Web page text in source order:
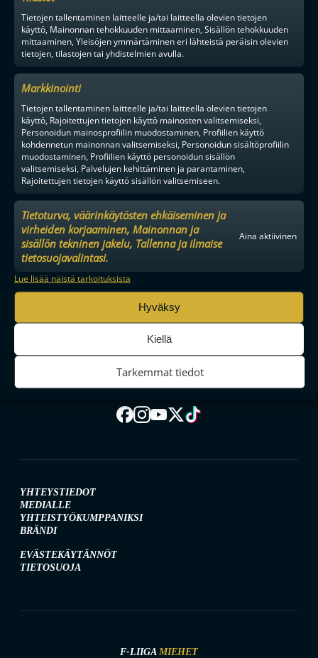
Tietojen tallentaminen laitteelle ja/tai laitteella olevien tietojen
käyttö, Mainonnan tehokkuuden mittaaminen, Sisällön tehokkuuden
mittaaminen, Yleisöjen ymmärtäminen eri lähteistä peräisin olevien
tietojen, tilastojen tai yhdistelmien avulla.
Markkinointi
Tietojen tallentaminen laitteelle ja/tai laitteella olevien tietojen
käyttö, Rajoitettujen tietojen käyttö mainosten valitsemiseksi,
Personoidun mainosprofiilin muodostaminen, Profiilien käyttö
kohdennetun mainonnan valitsemiseksi, Personoidun sisältöprofiilin
muodostaminen, Profiilien käyttö personoidun sisällön
valitsemiseksi, Palvelujen kehittäminen ja parantaminen,
Rajoitettujen tietojen käyttö sisällön valitsemiseen.
Tietoturva, väärinkäytösten ehkäiseminen ja
virheiden korjaaminen, Mainonnan ja
sisällön tekninen jakelu, Tallenna ja ilmaise
tietosuojavalintasi.
Aina aktiivinen
Lue lisää näistä tarkoituksista
Hyväksy
Kiellä
Tarkemmat tiedot
MAAILMAN VIIHDYTTÄVINTÄ SALIBANDYA
SEURAA MEITÄ SOMESSA
YHTEYSTIEDOT
MEDIALLE
YHTEISTYÖKUMPPANIKSI
BRÄNDI
EVÄSTEKÄYTÄNNÖT
TIETOSUOJA
F-LIIGA MIEHET